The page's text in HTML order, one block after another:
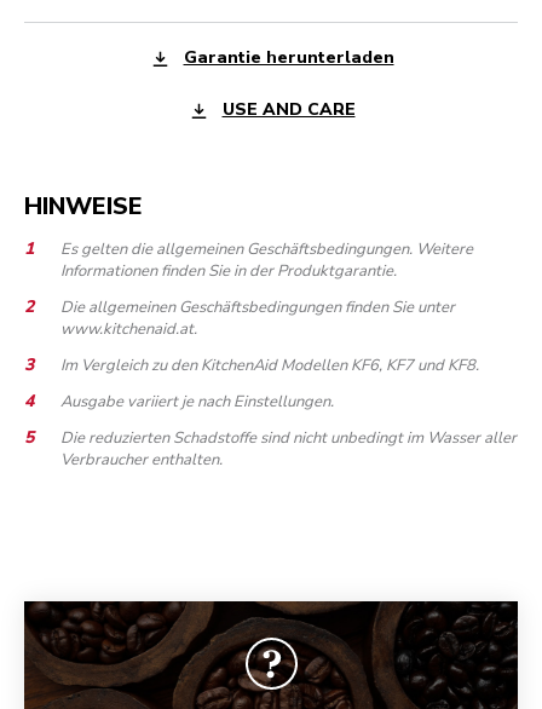
Garantie herunterladen
USE AND CARE
HINWEISE
Es gelten die allgemeinen Geschäftsbedingungen. Weitere
Informationen finden Sie in der Produktgarantie.
Die allgemeinen Geschäftsbedingungen finden Sie unter
www.kitchenaid.at.
Im Vergleich zu den KitchenAid Modellen KF6, KF7 und KF8.
Ausgabe variiert je nach Einstellungen.
Die reduzierten Schadstoffe sind nicht unbedingt im Wasser aller
Verbraucher enthalten.